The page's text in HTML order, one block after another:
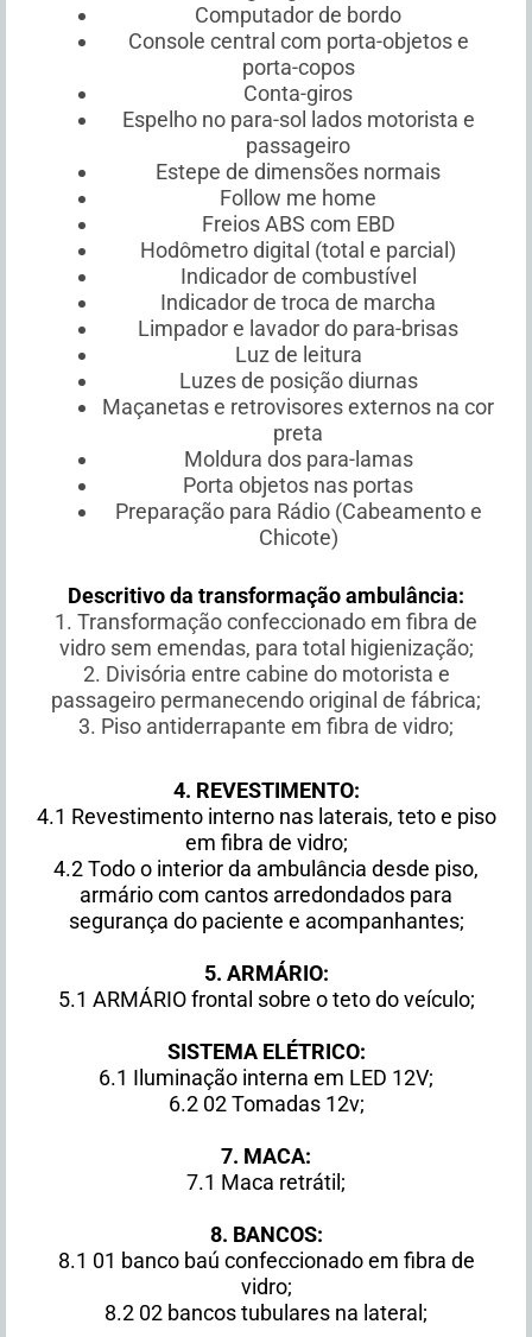
Computador de bordo
Console central com porta-objetos e
porta-copos
Conta-giros
Espelho no para-sol lados motorista e
passageiro
Estepe de dimensões normais
Follow me home
Freios ABS com EBD
Hodômetro digital (total e parcial)
Indicador de combustível
Indicador de troca de marcha
Limpador e lavador do para-brisas
Luz de leitura
Luzes de posição diurnas
Maçanetas e retrovisores externos na cor
preta
Moldura dos para-lamas
Porta objetos nas portas
Preparação para Rádio (Cabeamento e
Chicote)
Descritivo da transformação ambulância:
1. Transformação confeccionado em fibra de
vidro sem emendas, para total higienização;
2. Divisória entre cabine do motorista e
passageiro permanecendo original de fábrica;
3. Piso antiderrapante em fibra de vidro;
4. REVESTIMENTO:
4.1 Revestimento interno nas laterais, teto e piso
em fibra de vidro;
4.2 Todo o interior da ambulância desde piso,
armário com cantos arredondados para
segurança do paciente e acompanhantes;
5. ARMÁRIO:
5.1 ARMÁRIO frontal sobre o teto do veículo;
SISTEMA ELÉTRICO:
6.1 Iluminação interna em LED 12V;
6.2 02 Tomadas 12v;
7. MACA:
7.1 Maca retrátil;
8. BANCOS:
8.1 01 banco baú confeccionado em fibra de
vidro;
8.2 02 bancos tubulares na lateral;